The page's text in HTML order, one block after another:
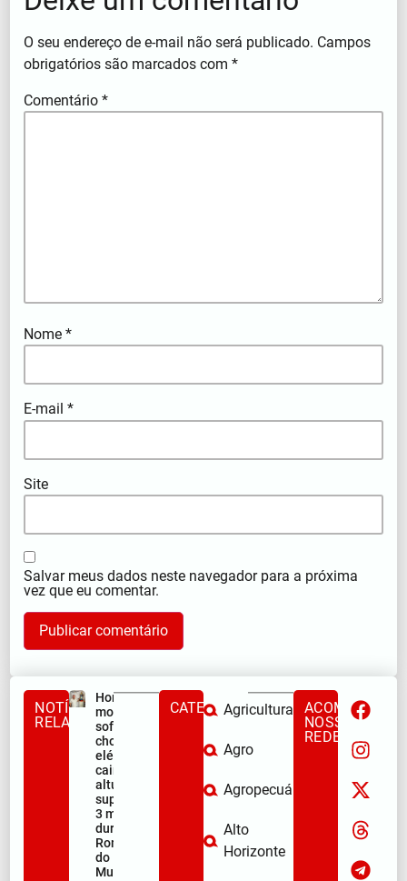
O seu endereço de e-mail não será publicado. Campos
obrigatórios são marcados com*
Comentário*
Nome*
E-mail*
Site
Salvar meus dados neste navegador para a próxima
vez que eu comentar.
NOTÍCIAS
RELACIONADAS
Homem
morre após
sofrer
choque
elétrico e
cair de
altura
superior a
3 metros
durante a
Romaria
do
Muquém
CATEGORIASAgricultura
Agro
Agropecuária
Alto
Horizonte
ACOMPANHE
NOSSAS
REDES